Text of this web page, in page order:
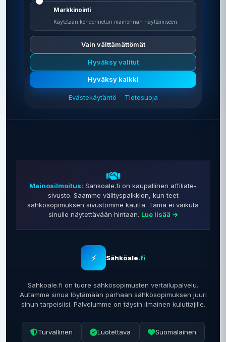
0 €
Vertailu on ilmainen
Mainosilmoitus: Sahkoale.fi on kaupallinen affiliate-
sivusto. Saamme välityspalkkion, kun teet
sähkösopimuksen sivustomme kautta. Tämä ei vaikuta
sinulle näytettävään hintaan. Lue lisää →
⚡ Sähköale.fi
Sahkoale.fi on tuore sähkösopimusten vertailupalvelu.
Autamme sinua löytämään parhaan sähkösopimuksen juuri
sinun tarpeisiisi. Palvelumme on täysin ilmainen kuluttajille.
Turvallinen Luotettava Suomalainen
Markkinointi
Käytetään kohdennetun mainonnan näyttämiseen.
Vain välttämättömät
Hyväksy valitut
Hyväksy kaikki
Evästekäytäntö Tietosuoja